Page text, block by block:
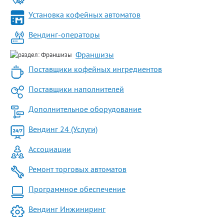
Установка кофейных автоматов
Вендинг-операторы
Франшизы
Поставщики кофейных ингредиентов
Поставщики наполнителей
Дополнительное оборудование
Вендинг 24 (Услуги)
Ассоциации
Ремонт торговых автоматов
Программное обеспечение
Вендинг Инжиниринг